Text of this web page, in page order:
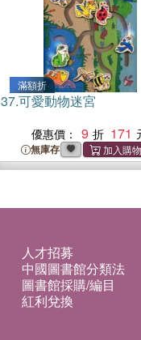
滿額折
37.可愛動物迷宮
優惠價： 9 171
無庫存
人才招募
中國圖書館分類法
圖書館採購/編目
紅利兌換